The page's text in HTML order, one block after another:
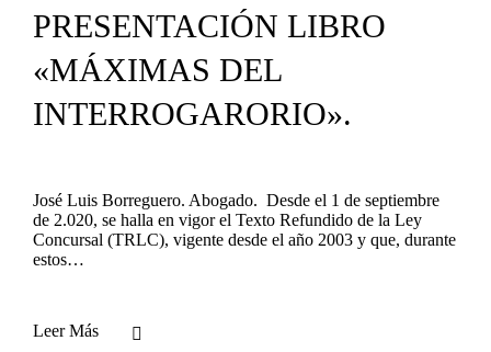
PRESENTACIÓN LIBRO
«MÁXIMAS DEL
INTERROGARORIO».
José Luis Borreguero. Abogado. Desde el 1 de septiembre
de 2.020, se halla en vigor el Texto Refundido de la Ley
Concursal (TRLC), vigente desde el año 2003 y que, durante
estos…
Leer Más